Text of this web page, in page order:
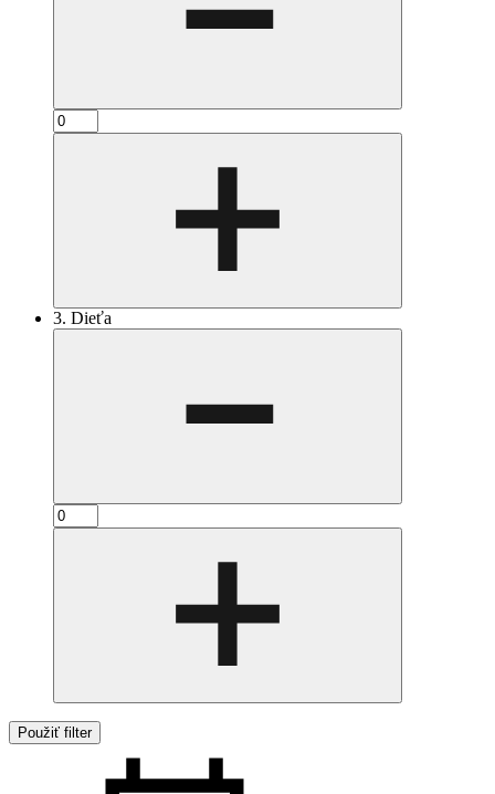
3. Dieťa
Použiť filter